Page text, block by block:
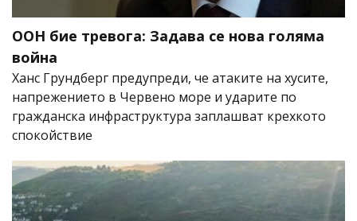
ООН бие тревога: Задава се нова голяма
война
Ханс Грундберг предупреди, че атаките на хусите,
напрежението в Червено море и ударите по
гражданска инфраструктура заплашват крехкото
спокойствие